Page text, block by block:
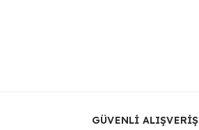
GÜVENLİ ALIŞVERİŞ